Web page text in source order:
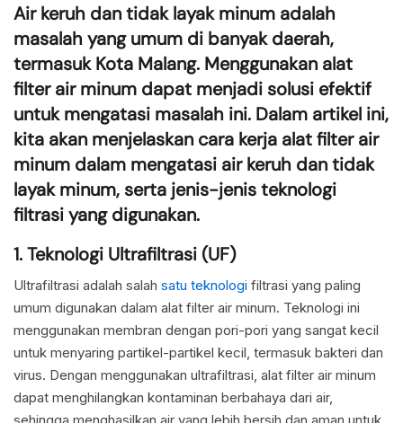
Air keruh dan tidak layak minum adalah
masalah yang umum di banyak daerah,
termasuk Kota Malang. Menggunakan alat
filter air minum dapat menjadi solusi efektif
untuk mengatasi masalah ini. Dalam artikel ini,
kita akan menjelaskan cara kerja alat filter air
minum dalam mengatasi air keruh dan tidak
layak minum, serta jenis-jenis teknologi
filtrasi yang digunakan.
1. Teknologi Ultrafiltrasi (UF)
Ultrafiltrasi adalah salah satu teknologi filtrasi yang paling
umum digunakan dalam alat filter air minum. Teknologi ini
menggunakan membran dengan pori-pori yang sangat kecil
untuk menyaring partikel-partikel kecil, termasuk bakteri dan
virus. Dengan menggunakan ultrafiltrasi, alat filter air minum
dapat menghilangkan kontaminan berbahaya dari air,
sehingga menghasilkan air yang lebih bersih dan aman untuk